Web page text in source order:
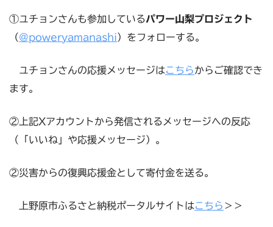
①ユチョンさんも参加しているパワー山梨プロジェクト
（@poweryamanashi）をフォローする。
ユチョンさんの応援メッセージはこちらからご確認でき
ます。
②上記Xアカウントから発信されるメッセージへの反応
（「いいね」や応援メッセージ）。
②災害からの復興応援金として寄付金を送る。
上野原市ふるさと納税ポータルサイトはこちら ＞＞